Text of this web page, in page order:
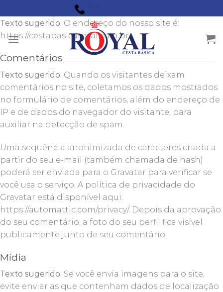
to
content
Texto sugerido: O endereço do nosso site é:
https://cestabasicaroyal.com.br.
Comentários
Texto sugerido: Quando os visitantes deixam
comentários no site, coletamos os dados mostrados
no formulário de comentários, além do endereço de
IP e de dados do navegador do visitante, para
auxiliar na detecção de spam.
Uma sequência anonimizada de caracteres criada a
partir do seu e-mail (também chamada de hash)
poderá ser enviada para o Gravatar para verificar se
você usa o serviço. A política de privacidade do
Gravatar está disponível aqui:
https://automattic.com/privacy/. Depois da aprovação
do seu comentário, a foto do seu perfil fica visível
publicamente junto de seu comentário.
Mídia
Texto sugerido: Se você envia imagens para o site,
evite enviar as que contenham dados de localização